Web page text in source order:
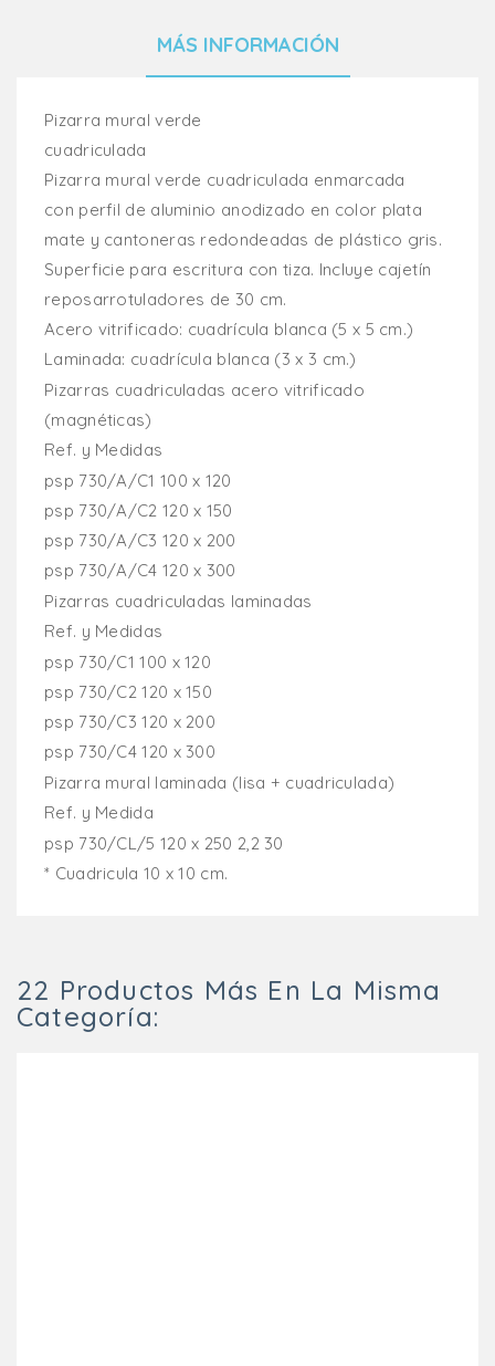
MÁS INFORMACIÓN
Pizarra mural verde
cuadriculada
Pizarra mural verde cuadriculada enmarcada
con perfil de aluminio anodizado en color plata
mate y cantoneras redondeadas de plástico gris.
Superficie para escritura con tiza. Incluye cajetín
reposarrotuladores de 30 cm.
Acero vitrificado: cuadrícula blanca (5 x 5 cm.)
Laminada: cuadrícula blanca (3 x 3 cm.)
Pizarras cuadriculadas acero vitrificado
(magnéticas)
Ref. y Medidas
psp 730/A/C1 100 x 120
psp 730/A/C2 120 x 150
psp 730/A/C3 120 x 200
psp 730/A/C4 120 x 300
Pizarras cuadriculadas laminadas
Ref. y Medidas
psp 730/C1 100 x 120
psp 730/C2 120 x 150
psp 730/C3 120 x 200
psp 730/C4 120 x 300
Pizarra mural laminada (lisa + cuadriculada)
Ref. y Medida
psp 730/CL/5 120 x 250 2,2 30
* Cuadricula 10 x 10 cm.
22 Productos Más En La Misma
Categoría: